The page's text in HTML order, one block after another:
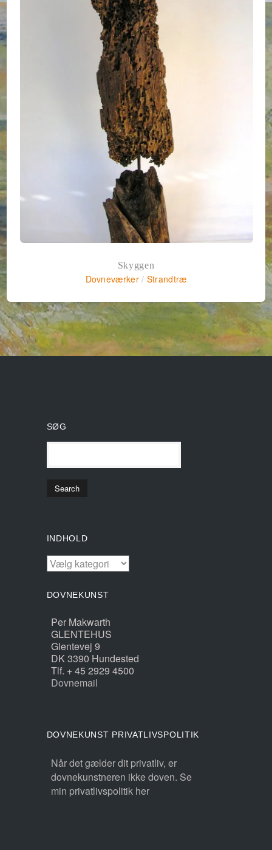
Skyggen
Dovneværker/ Strandtræ
SØG
INDHOLD
INDHOLD
DOVNEKUNST
Per Makwarth
GLENTEHUS
Glentevej 9
DK 3390 Hundested
Tlf. + 45 2929 4500
Dovnemail
DOVNEKUNST PRIVATLIVSPOLITIK
Når det gælder dit privatliv, er
dovnekunstneren ikke doven. Se
min privatlivspolitik her